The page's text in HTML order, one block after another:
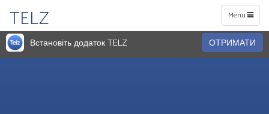
Toggle
navigation
Menu
TELZ
Встановіть додаток TELZ ОТРИМАТИ